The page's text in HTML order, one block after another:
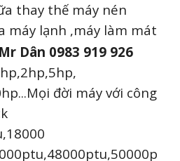
thay thế máy nén
máy lạnh ,máy làm mát
Mr Dân 0983 919 926
đời máy với công